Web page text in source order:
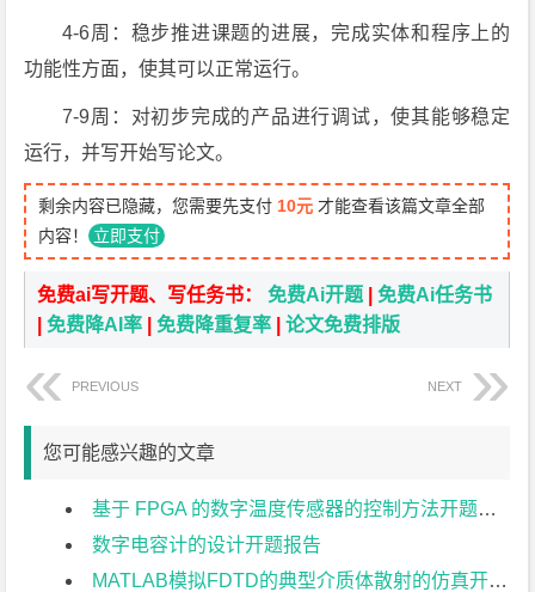
4-6周：稳步推进课题的进展，完成实体和程序上的
功能性方面，使其可以正常运行。
7-9周：对初步完成的产品进行调试，使其能够稳定
运行，并写开始写论文。
剩余内容已隐藏，您需要先支付 10元 才能查看该篇文章全部
内容！ 立即支付
免费ai写开题、写任务书：免费Ai开题 |免费Ai任务书
|免费降AI率 |免费降重复率 |论文免费排版
PREVIOUS NEXT
您可能感兴趣的文章
基于 FPGA 的数字温度传感器的控制方法开题报告
数字电容计的设计开题报告
MATLAB模拟FDTD的典型介质体散射的仿真开题报告